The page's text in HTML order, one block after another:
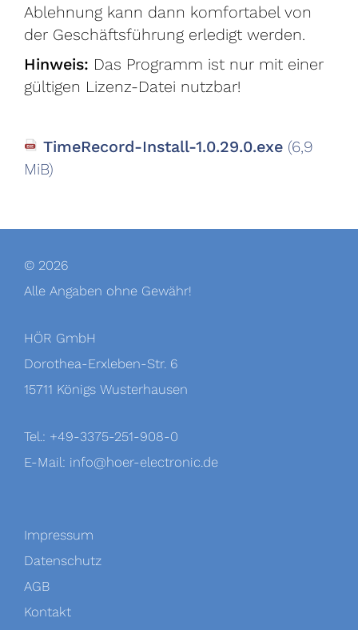
Ablehnung kann dann komfortabel von
der Geschäftsführung erledigt werden.
Hinweis: Das Programm ist nur mit einer
gültigen Lizenz-Datei nutzbar!
TimeRecord-Install-1.0.29.0.exe (6,9
MiB)
© 2026
Alle Angaben ohne Gewähr!
HÖR GmbH
Dorothea-Erxleben-Str. 6
15711 Königs Wusterhausen
Tel.: +49-3375-251-908-0
E-Mail: info@hoer-electronic.de
Impressum
Datenschutz
AGB
Kontakt